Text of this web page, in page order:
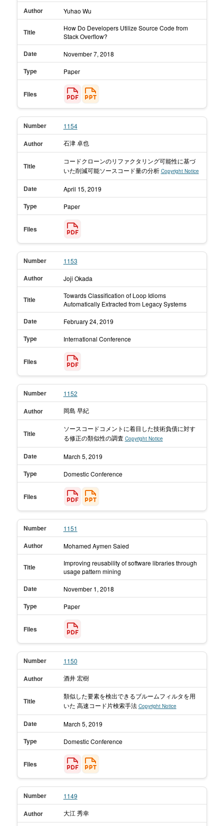
Author Yuhao Wu
Title
How Do Developers Utilize Source Code from
Stack Overflow?
Date November 7, 2018
Type Paper
Files
Number 1154
Author 石津 卓也
Title
コードクローンのリファクタリング可能性に基づ
いた削減可能ソースコード量の分析 Copyright Notice
Date April 15, 2019
Type Paper
Files
Number 1153
Author Joji Okada
Title
Towards Classification of Loop Idioms
Automatically Extracted from Legacy Systems
Date February 24, 2019
Type International Conference
Files
Number 1152
Author 岡島 早紀
Title
ソースコードコメントに着目した技術負債に対す
る修正の類似性の調査 Copyright Notice
Date March 5, 2019
Type Domestic Conference
Files
Number 1151
Author Mohamed Aymen Saied
Title
Improving reusability of software libraries through
usage pattern mining
Date November 1, 2018
Type Paper
Files
Number 1150
Author 酒井 宏樹
Title
類似した要素を検出できるブルームフィルタを用
いた 高速コード片検索手法 Copyright Notice
Date March 5, 2019
Type Domestic Conference
Files
Number 1149
Author 大江 秀幸